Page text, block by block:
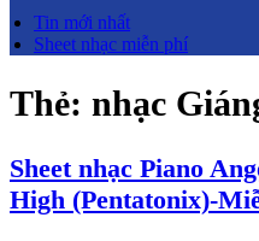
Tin mới nhất
Sheet nhạc miễn phí
Thẻ: nhạc
Sheet nhạc Piano
High (Pentatonix)-